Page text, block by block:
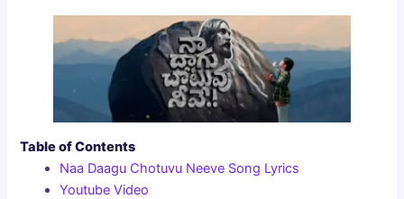
Table of Contents
Naa Daagu Chotuvu Neeve Song Lyrics
Youtube Video